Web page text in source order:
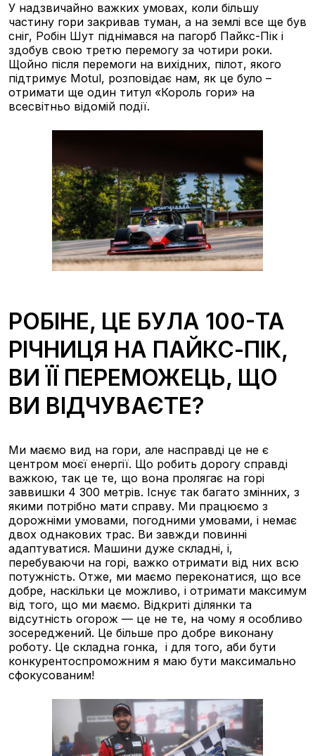
У надзвичайно важких умовах, коли більшу
частину гори закривав туман, а на землі все ще був
сніг, Робін Шут піднімався на пагорб Пайкс-Пік і
здобув свою третю перемогу за чотири роки.
Щойно після перемоги на вихідних, пілот, якого
підтримує Motul, розповідає нам, як це було –
отримати ще один титул «Король гори» на
всесвітньо відомій події.
РОБІНЕ, ЦЕ БУЛА 100-ТА
РІЧНИЦЯ НА ПАЙКС-ПІК,
ВИ ЇЇ ПЕРЕМОЖЕЦЬ, ЩО
ВИ ВІДЧУВАЄТЕ?
Ми маємо вид на гори, але насправді це не є
центром моєї енергії. Що робить дорогу справді
важкою, так це те, що вона пролягає на горі
заввишки 4 300 метрів. Існує так багато змінних, з
якими потрібно мати справу. Ми працюємо з
дорожніми умовами, погодними умовами, і немає
двох однакових трас. Ви завжди повинні
адаптуватися. Машини дуже складні, і,
перебуваючи на горі, важко отримати від них всю
потужність. Отже, ми маємо переконатися, що все
добре, наскільки це можливо, і отримати максимум
від того, що ми маємо. Відкриті ділянки та
відсутність огорож — це не те, на чому я особливо
зосереджений. Це більше про добре виконану
роботу. Це складна гонка, і для того, аби бути
конкурентоспроможним я маю бути максимально
сфокусованим!